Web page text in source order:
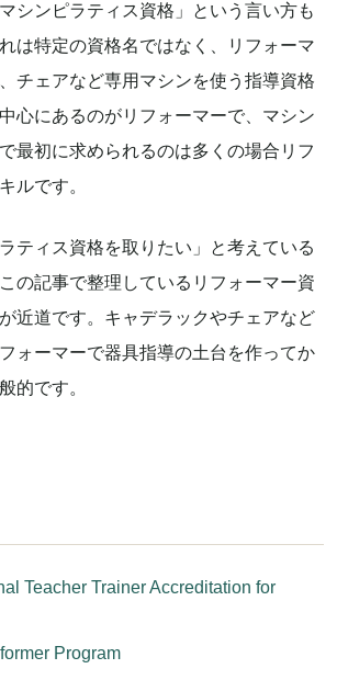
シンピラティス資格」という言い方も
は特定の資格名ではなく、リフォーマ
チェアなど専用マシンを使う指導資格
心にあるのがリフォーマーで、マシン
最初に求められるのは多くの場合リフ
ルです。
ティス資格を取りたい」と考えている
の記事で整理しているリフォーマー資
近道です。キャデラックやチェアなど
ォーマーで器具指導の土台を作ってか
的です。
Teacher Trainer Accreditation for
Program